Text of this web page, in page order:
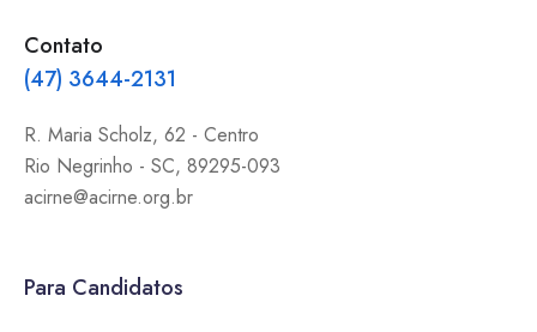
Contato
(47) 3644-2131
R. Maria Scholz, 62 - Centro
Rio Negrinho - SC, 89295-093
acirne@acirne.org.br
Para Candidatos